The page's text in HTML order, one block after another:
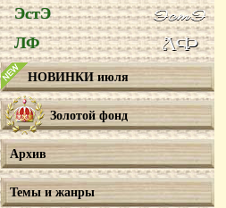
ЭстЭ
ЛФ
НОВИНКИ июля
Золотой фонд
Архив
Темы и жанры